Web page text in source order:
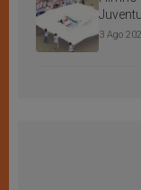
3 Ago